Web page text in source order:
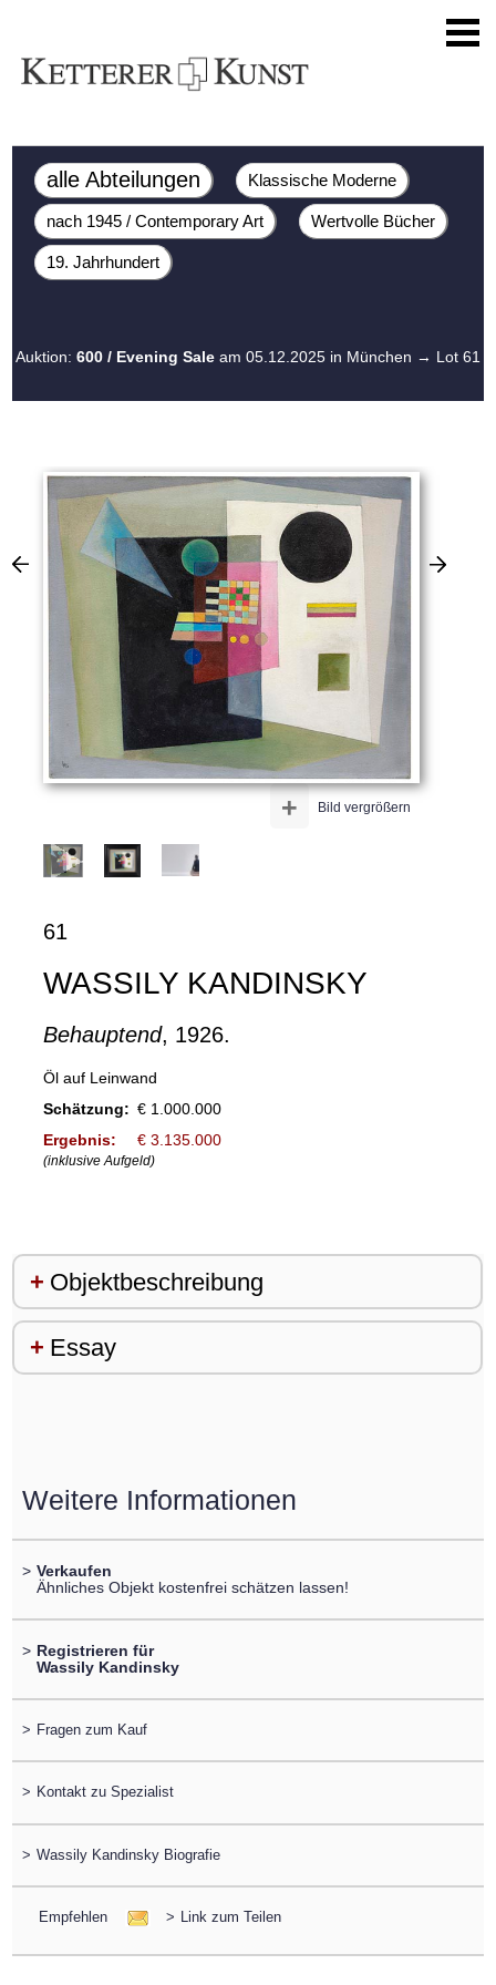
alle Abteilungen Klassische Moderne
nach 1945 / Contemporary Art Wertvolle Bücher
19. Jahrhundert
Auktion: 600 / Evening Sale am 05.12.2025 in München → Lot 61
Bild vergrößern
+
61
WASSILY KANDINSKY
Behauptend, 1926.
Öl auf Leinwand
Schätzung: € 1.000.000
Ergebnis:
€ 3.135.000
(inklusive Aufgeld)
Objektbeschreibung
Essay
Weitere Informationen
> Verkaufen
Ähnliches Objekt kostenfrei schätzen lassen!
> Registrieren für
Wassily Kandinsky
> Fragen zum Kauf
> Kontakt zu Spezialist
> Wassily Kandinsky Biografie
Empfehlen > Link zum Teilen